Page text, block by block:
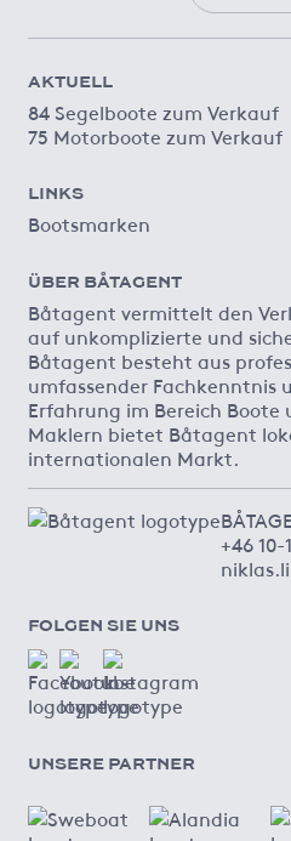
AKTUELL
84 Segelboote zum Verkauf
75 Motorboote zum Verkauf
LINKS
Bootsmarken
ÜBER BÅTAGENT
Båtagent vermittelt den
auf unkomplizierte und
Båtagent besteht aus
umfassender Fachkenntnis
Erfahrung im Bereich Boote
Maklern bietet Båtagent
internationalen Markt.
+46 10-
FOLGEN SIE UNS
UNSERE PARTNER